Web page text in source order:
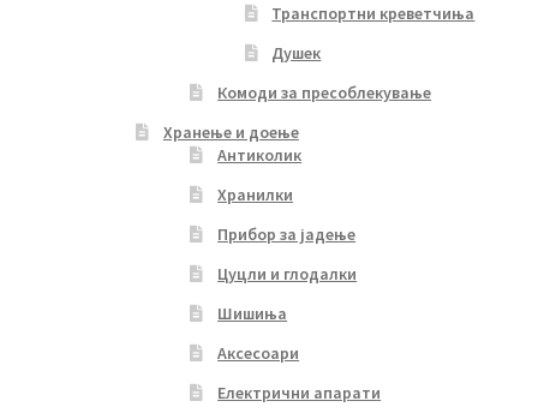
Транспортни креветчиња
Душек
Комоди за пресоблекување
Хранење и доење
Антиколик
Хранилки
Прибор за јадење
Цуцли и глодалки
Шишиња
Аксесоари
Електрични апарати